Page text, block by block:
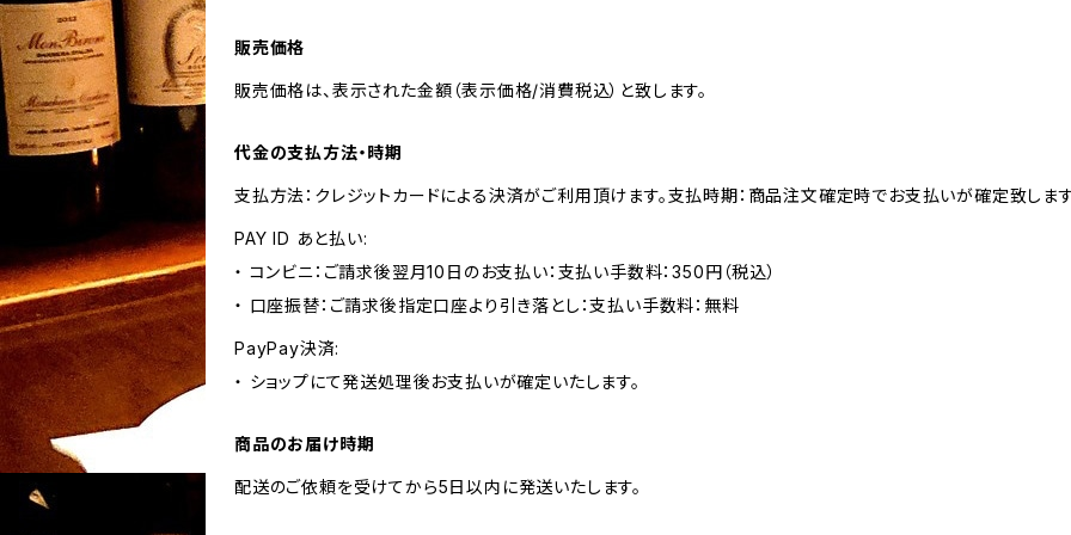
販売価格
販売価格は、表示された金額（表示価格/消費税込）と致します。
代金の支払方法・時期
支払方法：クレジットカードによる決済がご利用頂けます。支払時期：商品注文確定時でお支払いが確定致します
PAY ID あと払い:
・ コンビニ：ご請求後翌月10日のお支払い：支払い手数料：350円（税込）
・ 口座振替：ご請求後指定口座より引き落とし：支払い手数料：無料
PayPay決済:
・ ショップにて発送処理後お支払いが確定いたします。
商品のお届け時期
配送のご依頼を受けてから5日以内に発送いたします。